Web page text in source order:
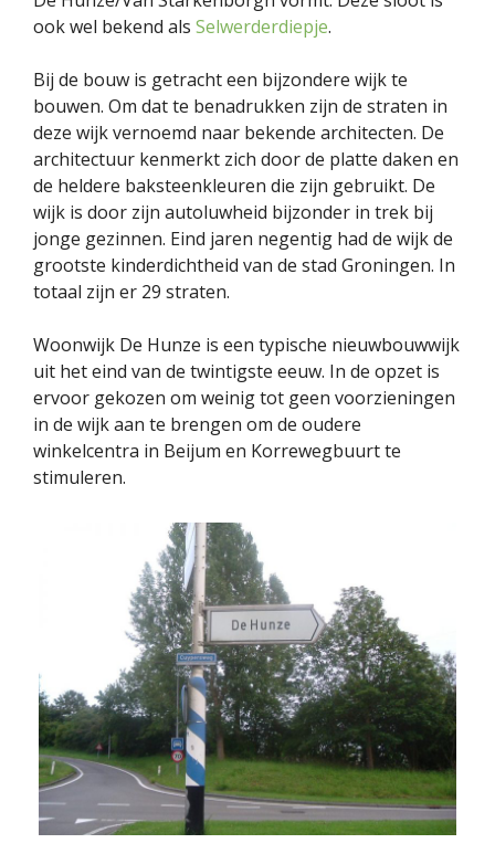
ook wel bekend als Selwerderdiepje.
Bij de bouw is getracht een bijzondere wijk te
bouwen. Om dat te benadrukken zijn de straten in
deze wijk vernoemd naar bekende architecten. De
architectuur kenmerkt zich door de platte daken en
de heldere baksteenkleuren die zijn gebruikt. De
wijk is door zijn autoluwheid bijzonder in trek bij
jonge gezinnen. Eind jaren negentig had de wijk de
grootste kinderdichtheid van de stad Groningen. In
totaal zijn er 29 straten.
Woonwijk De Hunze is een typische nieuwbouwwijk
uit het eind van de twintigste eeuw. In de opzet is
ervoor gekozen om weinig tot geen voorzieningen
in de wijk aan te brengen om de oudere
winkelcentra in Beijum en Korrewegbuurt te
stimuleren.